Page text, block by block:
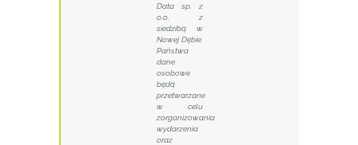
Data sp. z
o.o. z
siedzibą w
Nowej Dębie.
Państwa
dane
osobowe
będą
przetwarzane
w celu
zorganizowania
wydarzenia
oraz